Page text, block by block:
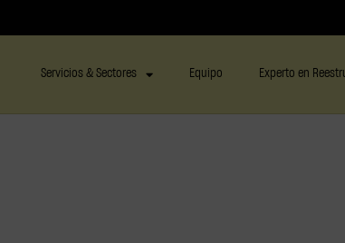
Servicios & Sectores Equipo Experto en